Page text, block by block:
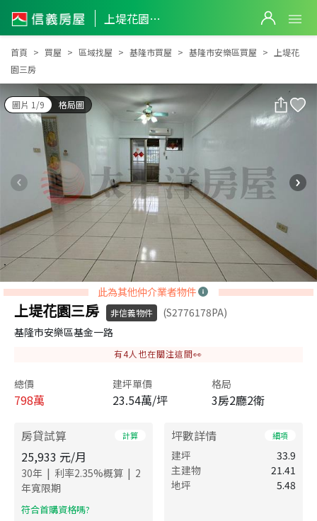
上堤花園三房
上堤花園三房
首頁 買屋 區域找屋 基隆市買屋 基隆市安樂區買屋
上堤花
園三房
圖片 1/9 格局圖
此為其他仲介業者物件
上堤花園三房 非信義物件
(S2776178PA)
基隆市安樂區基金一路
有4人也在關注這間👀
總價
798萬
建坪單價
23.54萬/坪
格局
3房2廳2衛
房貸試算 計算
25,933 元/月
30年 | 利率2.35%概算 | 2
年寬限期
​符合首購資格嗎?
坪數詳情 細項
建坪
33.9
主建物
21.41
地坪
5.48